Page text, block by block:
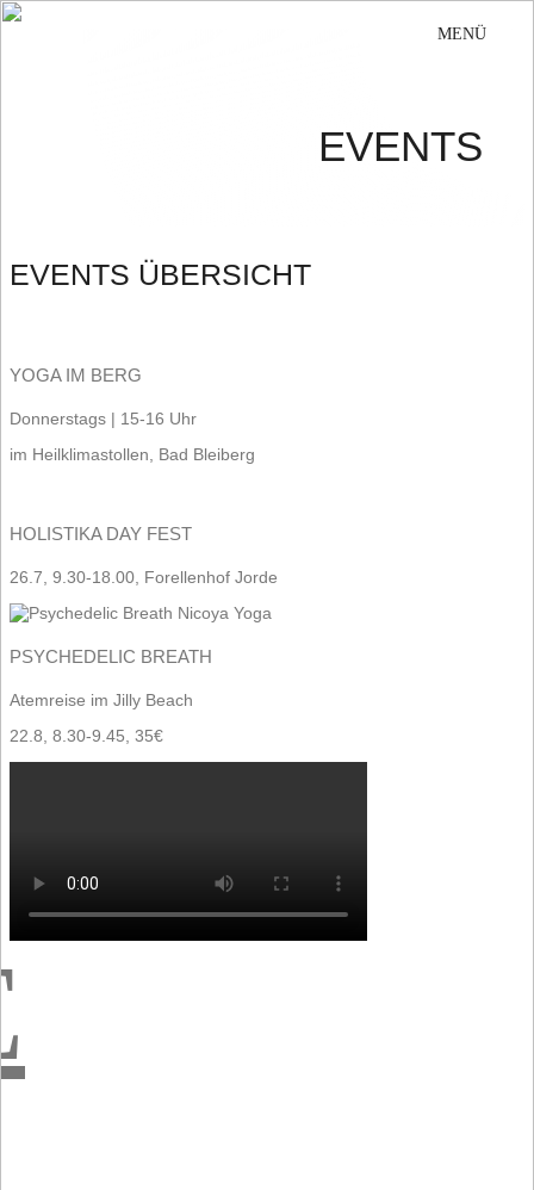
EVENTS
EVENTS ÜBERSICHT
YOGA IM BERG
Donnerstags | 15-16 Uhr
im Heilklimastollen, Bad Bleiberg
HOLISTIKA DAY FEST
26.7, 9.30-18.00, Forellenhof Jorde
PSYCHEDELIC BREATH
Atemreise im Jilly Beach
22.8, 8.30-9.45, 35€